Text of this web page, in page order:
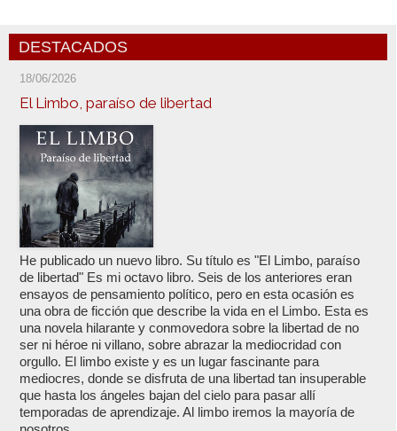
DESTACADOS
18/06/2026
El Limbo, paraíso de libertad
He publicado un nuevo libro. Su título es "El Limbo, paraíso
de libertad" Es mi octavo libro. Seis de los anteriores eran
ensayos de pensamiento político, pero en esta ocasión es
una obra de ficción que describe la vida en el Limbo. Esta es
una novela hilarante y conmovedora sobre la libertad de no
ser ni héroe ni villano, sobre abrazar la mediocridad con
orgullo. El limbo existe y es un lugar fascinante para
mediocres, donde se disfruta de una libertad tan insuperable
que hasta los ángeles bajan del cielo para pasar allí
temporadas de aprendizaje. Al limbo iremos la mayoría de